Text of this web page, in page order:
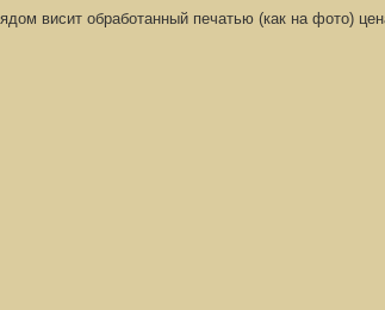
висит обработанный печатью (как на фото)